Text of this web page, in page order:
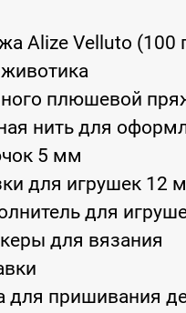
Alize Velluto (100
плюшевой
нить для
5 мм
для игрушек 12
для
для вязания
для пришивания